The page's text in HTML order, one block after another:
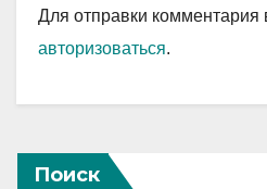
Для отправки
авторизоваться.
Поиск